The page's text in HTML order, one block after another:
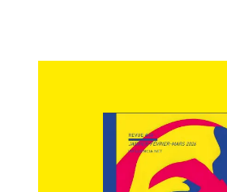
de leur taille, de
que tout cela ne